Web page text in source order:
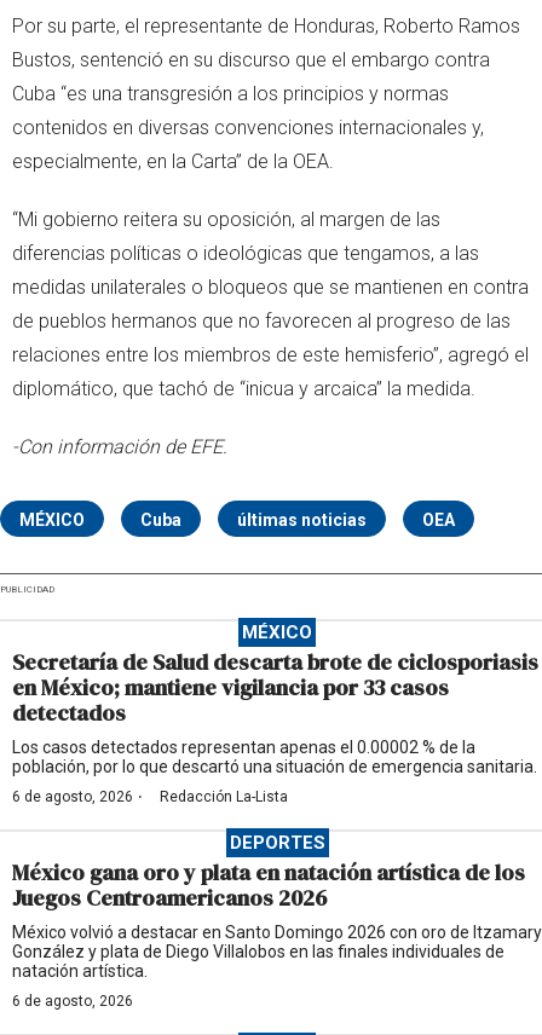
Por su parte, el representante de Honduras, Roberto Ramos
Bustos, sentenció en su discurso que el embargo contra
Cuba “es una transgresión a los principios y normas
contenidos en diversas convenciones internacionales y,
especialmente, en la Carta” de la OEA.
“Mi gobierno reitera su oposición, al margen de las
diferencias políticas o ideológicas que tengamos, a las
medidas unilaterales o bloqueos que se mantienen en contra
de pueblos hermanos que no favorecen al progreso de las
relaciones entre los miembros de este hemisferio”, agregó el
diplomático, que tachó de “inicua y arcaica” la medida.
-Con información de EFE.
MÉXICO Cuba últimas noticias OEA
PUBLICIDAD
MÉXICO
Secretaría de Salud descarta brote de ciclosporiasis
en México; mantiene vigilancia por 33 casos
detectados
Los casos detectados representan apenas el 0.00002 % de la
población, por lo que descartó una situación de emergencia sanitaria.
6 de agosto, 2026 · Redacción La-Lista
DEPORTES
México gana oro y plata en natación artística de los
Juegos Centroamericanos 2026
México volvió a destacar en Santo Domingo 2026 con oro de Itzamary
González y plata de Diego Villalobos en las finales individuales de
natación artística.
6 de agosto, 2026